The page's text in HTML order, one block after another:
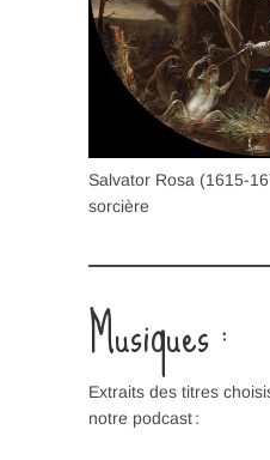
Salvator Rosa (1615-
sorcière
Musiques :
Extraits des titres
notre podcast :